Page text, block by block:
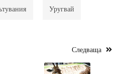
Уругвай
Следваща